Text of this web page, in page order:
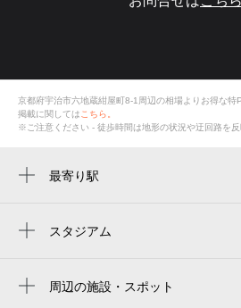
京都府宇治市六地蔵紺屋町8-1周辺の相場よりお得な特
掲載に関してはこちら。
※ご注意ください - 徒歩時間は地形の状況や迂回路を反
最寄り駅
木幡駅
桃山南口駅
スタジアム
周辺の施設・スポット